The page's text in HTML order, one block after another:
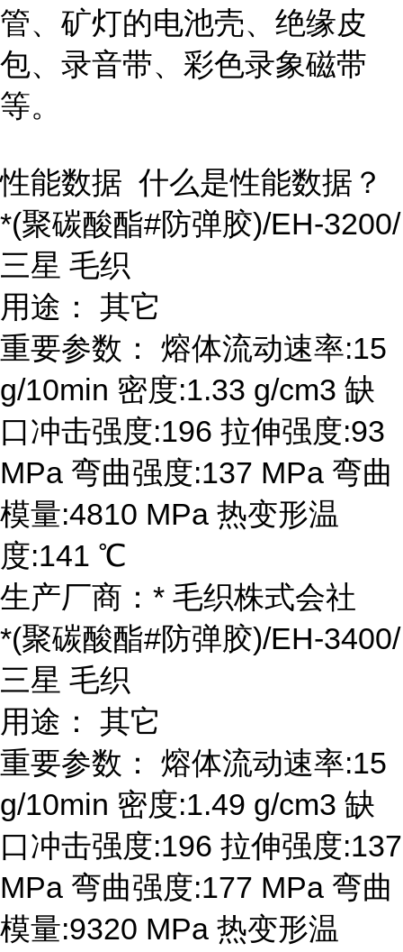
管、矿灯的电池壳、绝缘皮
包、录音带、彩色录象磁带
等。
性能数据 什么是性能数据？
*(聚碳酸酯#防弹胶)/EH-3200/
三星 毛织
用途： 其它
重要参数： 熔体流动速率:15
g/10min 密度:1.33 g/cm3 缺
口冲击强度:196 拉伸强度:93
MPa 弯曲强度:137 MPa 弯曲
模量:4810 MPa 热变形温
度:141 ℃
生产厂商：* 毛织株式会社
*(聚碳酸酯#防弹胶)/EH-3400/
三星 毛织
用途： 其它
重要参数： 熔体流动速率:15
g/10min 密度:1.49 g/cm3 缺
口冲击强度:196 拉伸强度:137
MPa 弯曲强度:177 MPa 弯曲
模量:9320 MPa 热变形温